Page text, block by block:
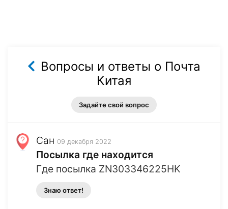
Вопросы и ответы о Почта
Китая
Задайте свой вопрос
Сан 09 декабря 2022
Посылка где находится
Где посылка ZN303346225HK
Знаю ответ!